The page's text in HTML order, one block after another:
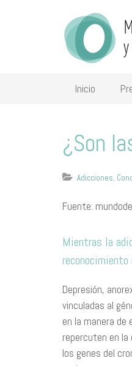
Inicio
¿Son
Adicciones,
Fuente:
Mientras la
Depresión,
vinculadas al
en la manera de
repercuten en
los genes del